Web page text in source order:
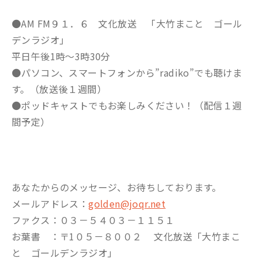
●AM FM９１．６ 文化放送 「大竹まこと ゴール
デンラジオ」
平日午後1時～3時30分
●パソコン、スマートフォンから”radiko”でも聴けま
す。（放送後１週間）
●ポッドキャストでもお楽しみください！（配信１週
間予定）
あなたからのメッセージ、お待ちしております。
メールアドレス：golden@joqr.net
ファクス：０３－５４０３－１１５１
お葉書 ：〒1０５－８００２ 文化放送「大竹まこ
と ゴールデンラジオ」